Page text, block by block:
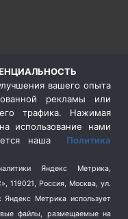
вашего опыта
рекламы или
трафика. Нажимая
использование нами
наша Политика
Яндекс Метрика,
119021, Россия, Москва, ул.
Метрика использует
файлы, размещаемые на